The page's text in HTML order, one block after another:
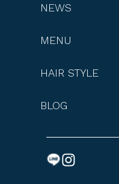
NEWS
MENU
HAIR STYLE
BLOG